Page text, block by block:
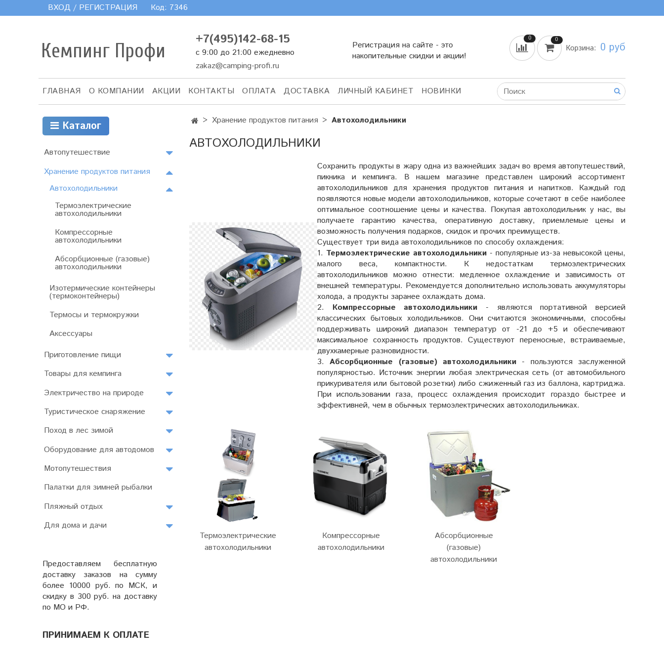
ВХОД / РЕГИСТРАЦИЯ Код: 7346
Кемпинг Профи
+7(495)142-68-15
с 9:00 до 21:00 ежедневно
zakaz@camping-profi.ru
Регистрация на сайте - это
накопительные скидки и акции!
0 0
Корзина: 0 руб
ГЛАВНАЯ О КОМПАНИИ АКЦИИ КОНТАКТЫ ОПЛАТА ДОСТАВКА ЛИЧНЫЙ КАБИНЕТ НОВИНКИ
Хранение продуктов питания Автохолодильники
АВТОХОЛОДИЛЬНИКИ
Сохранить продукты в жару одна из важнейших задач во время автопутешествий,
пикника и кемпинга. В нашем магазине представлен широкий ассортимент
автохолодильников для хранения продуктов питания и напитков. Каждый год
появляются новые модели автохолодильников, которые сочетают в себе наиболее
оптимальное соотношение цены и качества. Покупая автохолодильник у нас, вы
получаете гарантию качества, оперативную доставку, приемлемые цены и
возможность получения подарков, скидок и прочих преимуществ.
Существует три вида автохолодильников по способу охлаждения:
1. Термоэлектрические автохолодильники- популярные из-за невысокой цены,
малого веса, компактности. К недостаткам термоэлектрических
автохолодильников можно отнести: медленное охлаждение и зависимость от
внешней температуры. Рекомендуется дополнительно использовать аккумуляторы
холода, а продукты заранее охлаждать дома.
2. Компрессорные автохолодильники - являются портативной версией
классических бытовых холодильников. Они считаются экономичными, способны
поддерживать широкий диапазон температур от -21 до +5 и обеспечивают
максимальное сохранность продуктов. Существуют переносные, встраиваемые,
двухкамерные разновидности.
3.Абсорбционные (газовые) автохолодильники - пользуются заслуженной
популярностью. Источник энергии любая электрическая сеть (от автомобильного
прикуривателя или бытовой розетки) либо сжиженный газ из баллона, картриджа.
При использовании газа, процесс охлаждения происходит гораздо быстрее и
эффективней, чем в обычных термоэлектрических автохолодильниках.
Термоэлектрические
автохолодильники
Компрессорные
автохолодильники
Абсорбционные
(газовые)
автохолодильники
Каталог
Автопутешествие
Хранение продуктов питания
Автохолодильники
Термоэлектрические
автохолодильники
Компрессорные
автохолодильники
Абсорбционные (газовые)
автохолодильники
Изотермические контейнеры
(термоконтейнеры)
Термосы и термокружки
Аксессуары
Приготовление пищи
Товары для кемпинга
Электричество на природе
Туристическое снаряжение
Поход в лес зимой
Оборудование для автодомов
Мотопутешествия
Палатки для зимней рыбалки
Пляжный отдых
Для дома и дачи
Предоставляем бесплатную
доставку заказов на сумму
более 10000 руб. по МСК, и
скидку в 300 руб. на доставку
по МО и РФ.
ПРИНИМАЕМ К ОПЛАТЕ